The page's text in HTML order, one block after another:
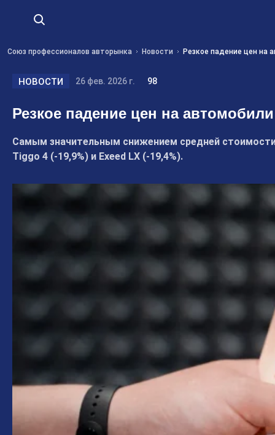
Союз профессионалов авторынка Новости Резкое падение цен на
НОВОСТИ 26 фев. 2026 г. 98
Резкое падение цен на
Самым значительным снижением средней стоимости
Tiggo 4 (-19,9%) и Exeed LX (-19,4%).